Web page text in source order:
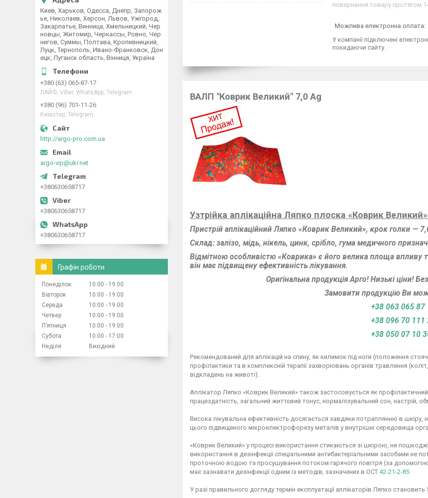
повернення товару протягом
У компанії підключені
покидаючи сайту.
ВАЛП "Коврик Великий" 7,0 Ag
Узтрійка аплікаційна Ляпко плоска «Коврик Великий»
Пристрій аплікаційний Ляпко «Коврик Великий», крок голки —
Склад: залізо, мідь, нікель, цинк, срібло, гума медичного
Відмітною особливістю «Коврика» є його велика площа впливу
він має підвищену ефективність лікування.
Оригінальна продукція Арго! Низькі ціни!
Замовити продукцію Ви
+38 063 065 87
+38 096 70 111
+38 050 07 10
Рекомендований для аплікацій на спину, як килимок під ноги (положення
профілактики та в комплексній терапії захворювань органів травлення
відкладень на животі).
Аплікатор Ляпко «Коврик Великий» також застосовується як
працездатність, загальний життєвий тонус, нормалізувальний сон, настрій,
Висока лікувальна ефективність досягається завдяки потраплянню в шкіру,
цього підвищеного мікроелектрофорезу металів у внутрішні середовища
«Коврик Великий» у процесі використання стикаються зі шкірою, не
використання в дезінфекції спеціальними антибактеріальними засобами не
проточною водою та просушування потоком гарячого повітря (за допомогою
має зазнавати дезінфекції одним із методів, зазначених в ОСТ 42-21-2-85
У разі правильного догляду термін експлуатації аплікаторів Ляпко становить
Киев, Харьков, Одесса, Днепр, Запорож
ье, Николаев, Херсон, Львов, Ужгород,
Закарпатье, Винница, Хмельницкий, Чер
новцы, Житомир, Черкассы, Ровно, Чер
нигов, Суммы, Полтава, Кропивницкий,
Луцк, Тернополь, Ивано-Франковск, Дон
ецк, Луганск область, Вінниця, Україна
+380 (63) 065-87-17
ЛАЙФ, Viber, WhatsApp, Telegram
+380 (96) 701-11-26
Київстар, Telegram
http://argo-pro.com.ua
argo-vip@ukr.net
+380630658717
+380630658717
+380630658717
Графік роботи
Понеділок 10:00
19:00
Вівторок
10:00
19:00
Середа
10:00
19:00
Четвер
10:00
19:00
Пʼятниця
10:00
19:00
Субота
10:00
17:00
Неділя
Вихідний